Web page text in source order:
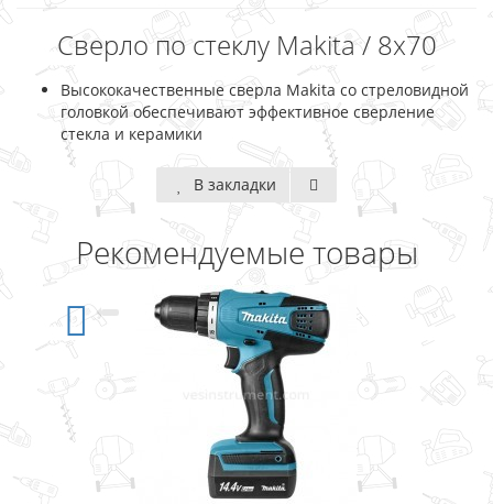
Сверло по стеклу Makita / 8х70
Высококачественные сверла Makita со стреловидной
головкой обеспечивают эффективное сверление
стекла и керамики
В закладки
Рекомендуемые товары